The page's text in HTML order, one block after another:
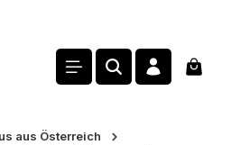
aus Österreich